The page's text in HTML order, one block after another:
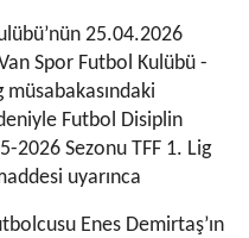
25.04.2026
Spor Futbol Kulübü -
Futbol Disiplin
2026 Sezonu TFF 1. Lig
uyarınca
Enes Demirtaş’ın